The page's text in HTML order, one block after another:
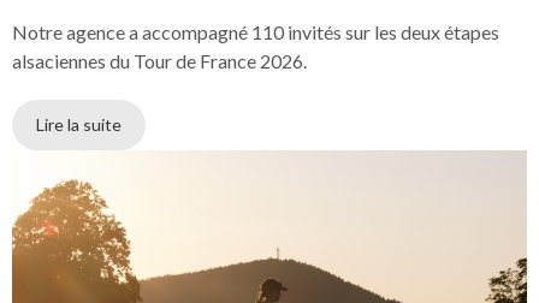
Notre agence a accompagné 110 invités sur les deux étapes
alsaciennes du Tour de France 2026.
Lire la suite